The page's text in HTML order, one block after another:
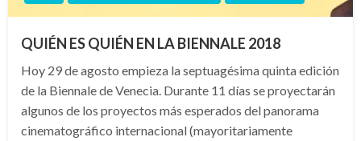
QUIÉN ES QUIÉN EN LA BIENNALE 2018
Hoy 29 de agosto empieza la septuagésima quinta edición
de la Biennale de Venecia. Durante 11 días se proyectarán
algunos de los proyectos más esperados del panorama
cinematográfico internacional (mayoritariamente